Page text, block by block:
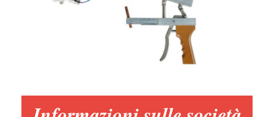
Saldatura stazionaria a punto